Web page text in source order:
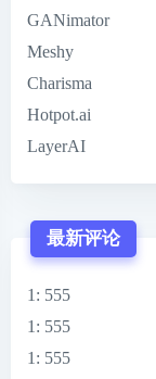
GANimator
Meshy
Charisma
Hotpot.ai
LayerAI
最新评论
1 : 555
1 : 555
1 : 555